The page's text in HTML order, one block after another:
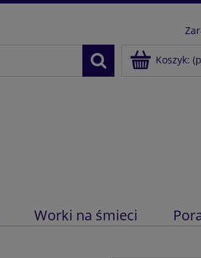
Koszyk:
Worki na śmieci